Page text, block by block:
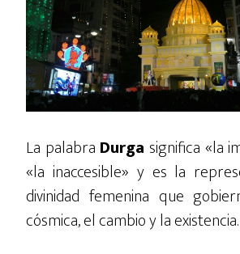
La palabra Durga significa «la
«la inaccesible» y es la
divinidad femenina que
cósmica, el cambio y la existencia.